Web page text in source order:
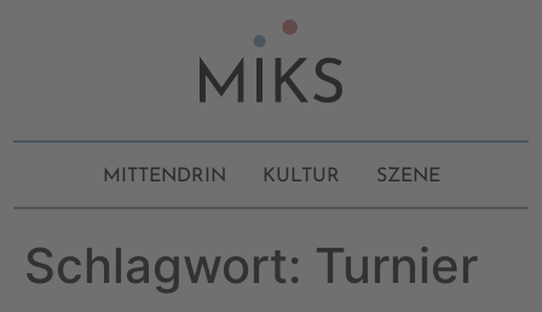
MITTENDRIN KULTUR SZENE
Schlagwort: Turnier